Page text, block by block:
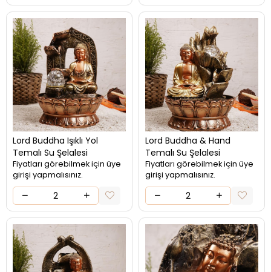
Lord Buddha Işıklı Yol
Temalı Su Şelalesi
Fiyatları görebilmek için üye
girişi yapmalısınız.
Lord Buddha & Hand
Temalı Su Şelalesi
Fiyatları görebilmek için üye
girişi yapmalısınız.